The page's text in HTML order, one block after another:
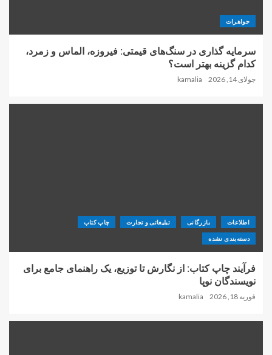
جواهرات
سرمایه گذاری در سنگ‌های قیمتی: فیروزه، الماس و زمرد،
کدام گزینه بهتر است؟
جولای 14, 2026 kamalia
اطلاعات بازرگانی تبلیغاتی و تجارت چاپ کتاب
دسته‌بندی نشده
فرآیند چاپ کتاب: از نگارش تا توزیع، یک راهنمای جامع برای
نویسندگان نوپا
فوریه 18, 2026 kamalia